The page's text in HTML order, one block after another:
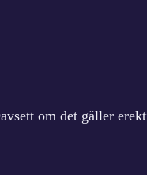
om det gäller